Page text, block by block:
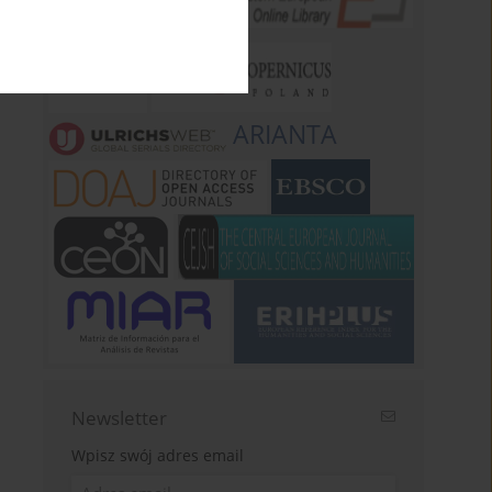
ARIANTA
Newsletter
Wpisz swój adres email